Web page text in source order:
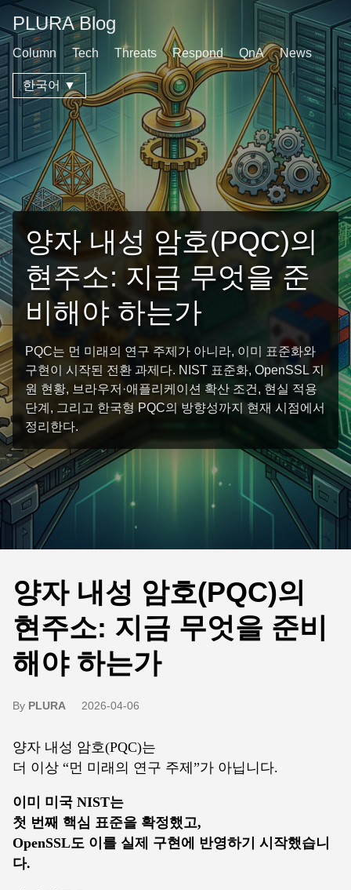
PLURA Blog
Column Tech Threats Respond QnA News
한국어 ▼
양자 내성 암호(PQC)의
현주소: 지금 무엇을 준
비해야 하는가
PQC는 먼 미래의 연구 주제가 아니라, 이미 표준화와
구현이 시작된 전환 과제다. NIST 표준화, OpenSSL 지
원 현황, 브라우저·애플리케이션 확산 조건, 현실 적용
단계, 그리고 한국형 PQC의 방향성까지 현재 시점에서
정리한다.
양자 내성 암호(PQC)의
현주소: 지금 무엇을 준비
해야 하는가
By PLURA 2026-04-06
양자 내성 암호(PQC)는
더 이상 “먼 미래의 연구 주제”가 아닙니다.
이미 미국 NIST는
첫 번째 핵심 표준을 확정했고,
OpenSSL도 이를 실제 구현에 반영하기 시작했습니
다.